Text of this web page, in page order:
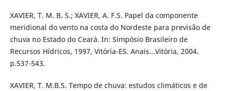
XAVIER, T. M. B. S.; XAVIER, A. F.S. Papel da componente
meridional do vento na costa do Nordeste para previsão de
chuva no Estado do Ceará. In: Simpósio Brasileiro de
Recursos Hídricos, 1997, Vitória-ES. Anais...Vitória, 2004.
p.537-543.
XAVIER, T. M.B.S. Tempo de chuva: estudos climáticos e de